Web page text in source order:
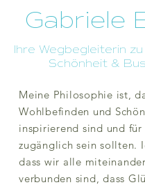
Gabriele
Ihre
Schönheit &
Meine Philosophie ist,
Wohlbefinden und
inspirierend sind und
zugänglich sein sollten.
dass wir alle miteinander
verbunden sind, dass